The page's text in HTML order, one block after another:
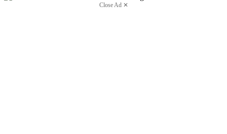
Close Ad ✕